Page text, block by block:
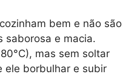
bem e não são
saborosa e macia.
mas sem soltar
ele borbulhar e subir